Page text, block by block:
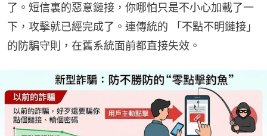
了。短信裏的惡意鏈接，你哪怕只是不小心加載了一
下，攻擊就已經完成了。連傳統的 「不點不明鏈接」
的防騙守則，在舊系統面前都直接失效。